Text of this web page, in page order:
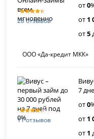
28 отзывов
от0
от 1
от5
ООО «Да-кредит МКК»
11 отзывов
7
от0
от 1
от 1